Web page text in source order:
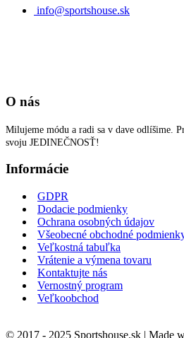
info@sportshouse.sk
O nás
Milujeme módu a radi sa v dave odlíšime.
svoju JEDINEČNOSŤ!
Informácie
GDPR
Dodacie podmienky
Ochrana osobných údajov
Všeobecné obchodné
Veľkostná tabuľka
Vrátenie a výmena tovaru
Kontaktujte nás
Vernostný program
Veľkoobchod
© 2017 - 2025 Sportshouse.sk | Made